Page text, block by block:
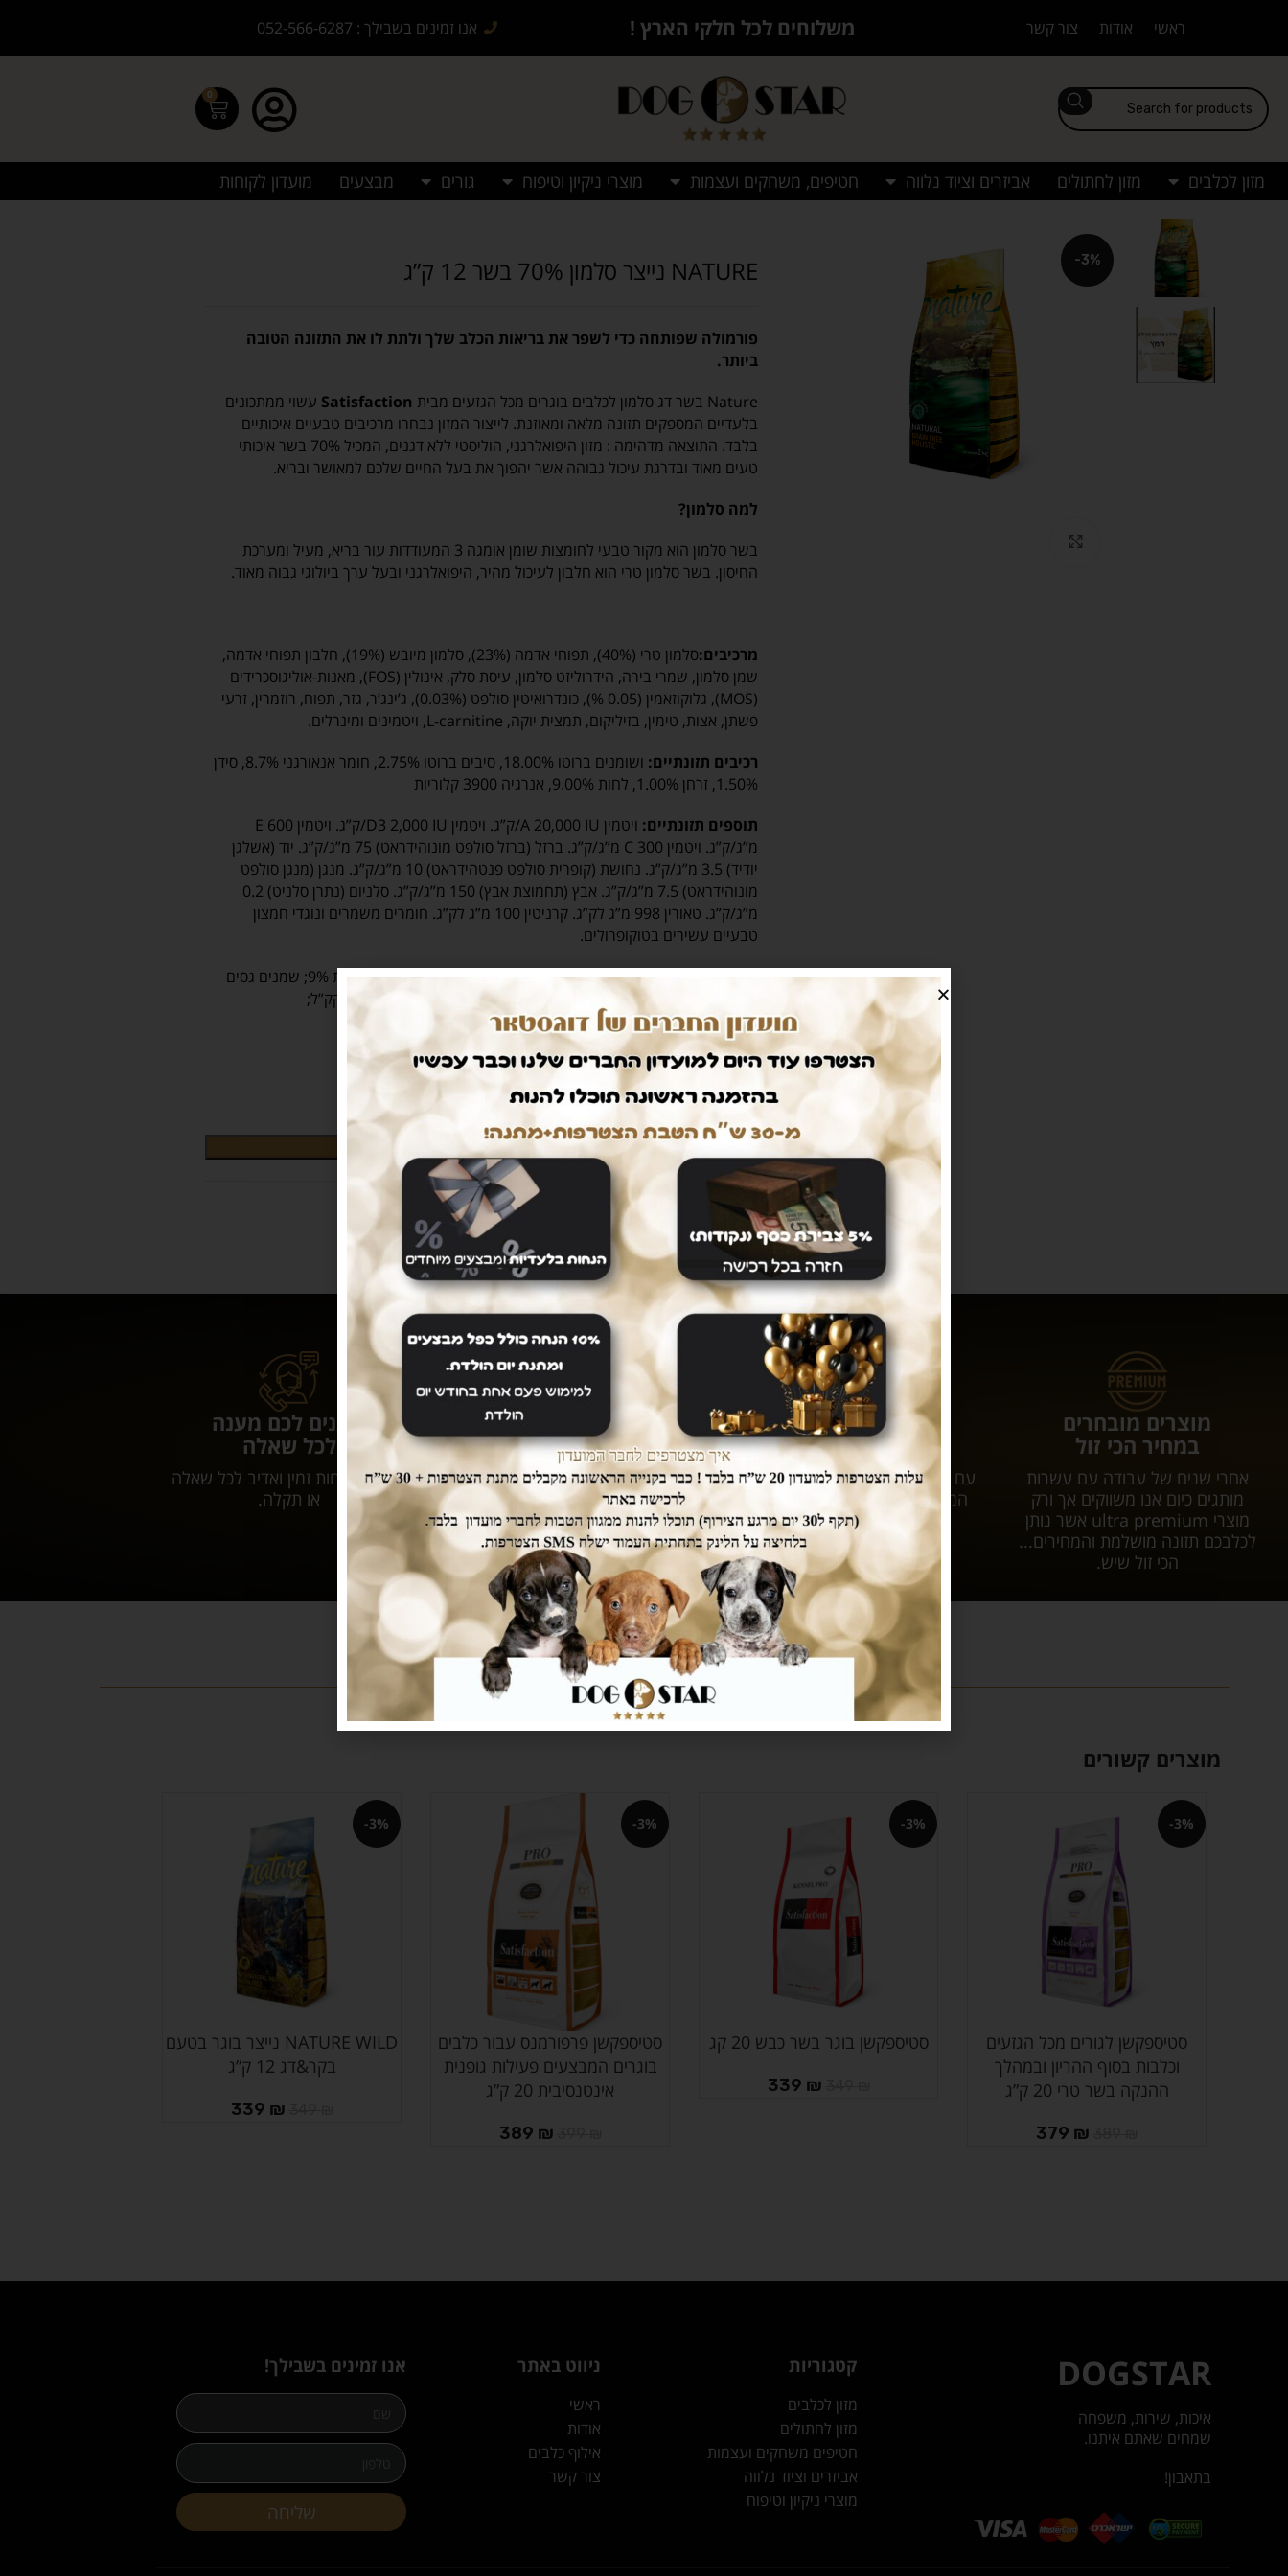
ראשי אודות צור קשר משלוחים לכל חלקי הארץ ! אנו זמינים בשבילך : 052-566-6287
0
מזון לכלבים מזון לחתולים אביזרים וציוד נלווה חטיפים, משחקים ועצמות מוצרי ניקיון וטיפוח גורים מבצעים מועדון לקוחות
-3% NATURE נייצר סלמון 70% בשר 12 ק”ג
פורמולה שפותחה כדי לשפר את בריאות הכלב שלך ולתת לו את התזונה הטובה
ביותר.
Nature בשר דג סלמון לכלבים בוגרים מכל הגזעים מבית
Satisfaction עשוי ממתכונים
בלעדיים המספקים תזונה מלאה ומאוזנת. לייצור המזון נבחרו מרכיבים טבעיים איכותיים
בלבד. התוצאה מדהימה : מזון היפואלרגני, הוליסטי ללא דגנים, המכיל 70% בשר איכותי
טעים מאוד ובדרגת עיכול גבוהה אשר יהפוך את בעל החיים שלכם למאושר ובריא.
למה סלמון?
בשר סלמון הוא מקור טבעי לחומצות שומן אומגה 3 המעודדות עור בריא, מעיל ומערכת
החיסון. בשר סלמון טרי הוא חלבון לעיכול מהיר, היפואלרגני ובעל ערך ביולוגי גבוה מאוד.
מרכיבים:
סלמון טרי (40%), תפוחי אדמה (23%), סלמון מיובש (19%), חלבון תפוחי אדמה,
שמן סלמון, שמרי בירה, הידרוליזט סלמון, עיסת סלק, אינולין (FOS), מאנות-אוליגוסכרידים
(MOS), גלוקוזאמין (0.05 %), כונדרואיטין סולפט (0.03%), ג’ינג’ר, גזר, תפוח, רוזמרין, זרעי
פשתן, אצות, טימין, בזיליקום, תמצית יוקה, L-carnitine, ויטמינים ומינרלים.
רכיבים תזונתיים:
ושומנים ברוטו 18.00%, סיבים ברוטו 2.75%, חומר אנאורגני 8.7%, סידן
1.50%, זרחן 1.00%, לחות 9.00%, אנרגיה 3900 קלוריות
תוספים תזונתיים:
ויטמין A 20,000 IU/ק”ג. ויטמין D3 2,000 IU/ק”ג. ויטמין E 600
מ”ג/ק”ג. ויטמין C 300 מ”ג/ק”ג. ברזל (ברזל סולפט מונוהידראט) 75 מ”ג/ק”ג. יוד (אשלגן
יודיד) 3.5 מ”ג/ק”ג. נחושת (קופרית סולפט פנטהידראט) 10 מ”ג/ק”ג. מנגן (מנגן סולפט
מונוהידראט) 7.5 מ”ג/ק”ג. אבץ (תחמוצת אבץ) 150 מ”ג/ק”ג. סלניום (נתרן סלניט) 0.2
מ”ג/ק”ג. טאורין 998 מ”ג לק”ג. קרניטין 100 מ”ג לק”ג. חומרים משמרים ונוגדי חמצון
טבעיים עשירים בטוקופרולים.
מרכיבים אנליטיים:
חלבון 28%; קלציום 1,50%; סיבי גס 2,75%; לחות 9%; שמנים גסים
349₪
339₪
הוספה לסל
מק"ט קטגוריות מזון לכלבים
מוצרים מובחרים
במחיר הכי זול
אחרי שנים של עבודה עם עשרות
מותגים כיום אנו משווקים אך ורק
מוצרי ultra premium אשר נותן
לכלבכם תזונה מושלמת והמחירים...
הכי זול שיש.
עושים לכם חיים קלים
המשלוחים עלינו
עם dogstar אין צורך לצאת מהבית.
המשלוח יגיע אליכם עד הבית ללא
עלות נוספת.
דואגים לבטחון שלכם
רכישה בטוחה
ממשק הזמנות מאובטח ונגיש אשר
יחסוך לכם זמן יקר בהזמנת המוצרים.
נותנים לכם מענה
לכל שאלה
שירות לקוחות זמין ואדיב לכל שאלה
או תקלה.
מוצרים נוספים
מוצרים קשורים
-3%
הוספה לסל
סטיספקשן לגורים מכל הגזעים
וכלבות בסוף ההריון ובמהלך
ההנקה בשר טרי 20 ק”ג
379 ₪
-3%
הוספה לסל
סטיספקשן בוגר בשר כבש 20 קג
339 ₪
-3%
הוספה לסל
סטיספקשן פרפורמנס עבור כלבים
בוגרים המבצעים פעילות גופנית
אינטנסיבית 20 ק”ג
389 ₪
-3%
הוספה לסל
NATURE WILD נייצר בוגר בטעם
בקר&דג 12 ק”ג
339 ₪
DOGSTAR
איכות, שירות, משפחה
שמחים שאתם איתנו.
בתאבון!
קטגוריות
מזון לכלבים
מזון לחתולים
חטיפים משחקים ועצמות
אביזרים וציוד נלווה
מוצרי ניקיון וטיפוח
ניווט באתר
ראשי
אודות
אילוף כלבים
צור קשר
אנו זמינים בשבילך!
שליחה